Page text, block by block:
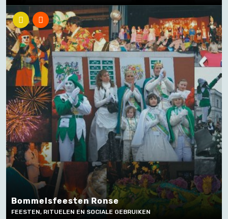
Bommelsfeesten Ronse
FEESTEN, RITUELEN EN SOCIALE GEBRUIKEN